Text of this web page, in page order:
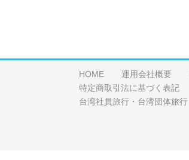
HOME 運用会社概要
特定商取引法に基づく表記
台湾社員旅行・台湾団体旅行